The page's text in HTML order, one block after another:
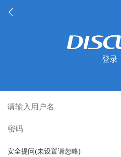
登录
安全提问(未设置请忽略)